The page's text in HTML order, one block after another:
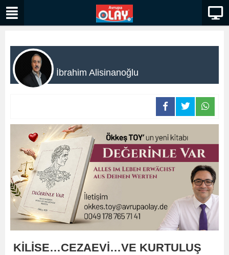
İbrahim Alisinanoğlu
KİLİSE…CEZAEVİ…VE KURTULUŞ